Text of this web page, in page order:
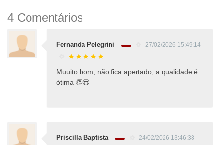
4 Comentários
Fernanda Pelegrini 27/02/2026 15:49:14
Muuito bom, não fica apertado, a qualidade é
ótima 👏😍
Priscilla Baptista 24/02/2026 13:46:38